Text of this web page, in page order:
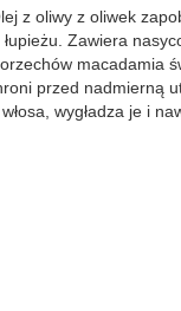
z oliwy z oliwek
Zawiera
macadamia
przed
wygładza je i